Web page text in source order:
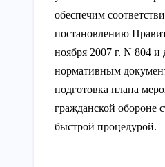
обеспечим
постановлению
ноября 2007 г. N 804 и
нормативным
подготовка плана
гражданской обороне
быстрой процедурой.